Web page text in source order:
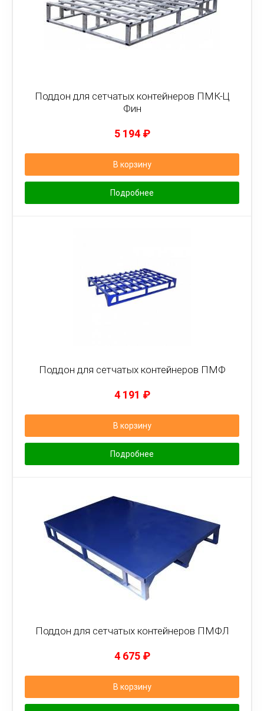
Поддон для сетчатых контейнеров ПМК-Ц
Фин
5 194 ₽
В корзину
Подробнее
Поддон для сетчатых контейнеров ПМФ
4 191 ₽
В корзину
Подробнее
Поддон для сетчатых контейнеров ПМФЛ
4 675 ₽
В корзину